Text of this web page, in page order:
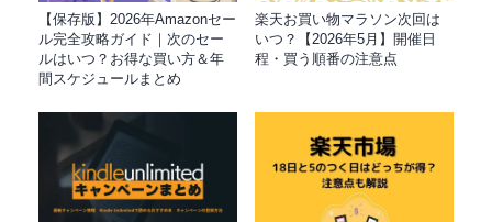
【保存版】2026年Amazonセー
ル完全攻略ガイド｜次のセー
ルはいつ？お得な買い方＆年
間スケジュールまとめ
楽天お買い物マラソン次回は
いつ？【2026年5月】開催日
程・買う順番の注意点